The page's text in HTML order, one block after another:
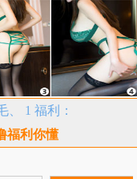
、 1 福利：
福利你懂